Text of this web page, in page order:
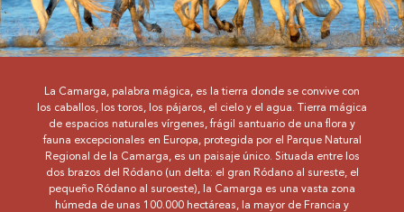
La Camarga, palabra mágica, es la tierra donde se convive con
los caballos, los toros, los pájaros, el cielo y el agua. Tierra mágica
de espacios naturales vírgenes, frágil santuario de una flora y
fauna excepcionales en Europa, protegida por el Parque Natural
Regional de la Camarga, es un paisaje único. Situada entre los
dos brazos del Ródano (un delta: el gran Ródano al sureste, el
pequeño Ródano al suroeste), la Camarga es una vasta zona
húmeda de unas 100.000 hectáreas, la mayor de Francia y